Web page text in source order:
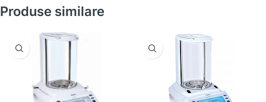
Produse similare